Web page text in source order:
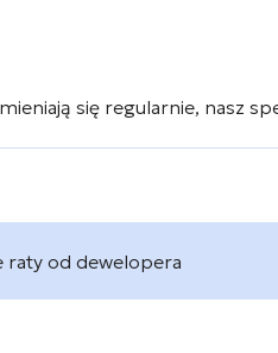
się regularnie, nasz
raty od dewelopera